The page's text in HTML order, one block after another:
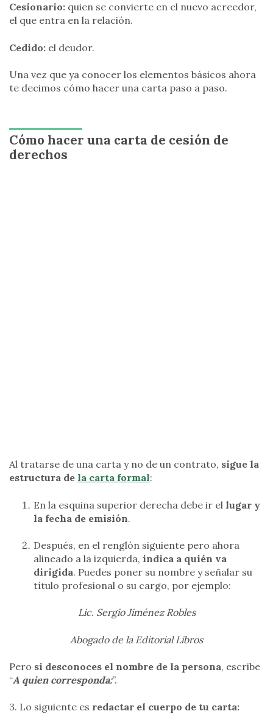
Cesionario: quien se convierte en el nuevo acreedor,
el que entra en la relación.
Cedido: el deudor.
Una vez que ya conocer los elementos básicos ahora
te decimos cómo hacer una carta paso a paso.
Cómo hacer una carta de cesión de
derechos
Al tratarse de una carta y no de un contrato, sigue la
estructura de la carta formal:
En la esquina superior derecha debe ir el lugar y
la fecha de emisión.
Después, en el renglón siguiente pero ahora
alineado a la izquierda, indica a quién va
dirigida. Puedes poner su nombre y señalar su
título profesional o su cargo, por ejemplo:
Lic. Sergio Jiménez Robles
Abogado de la Editorial Libros
Pero si desconoces el nombre de la persona, escribe
“A quien corresponda:”.
3. Lo siguiente es redactar el cuerpo de tu carta: